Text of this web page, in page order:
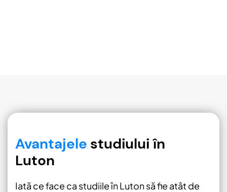
Avantajele studiului în
Luton
Iată ce face ca studiile în Luton să fie atât de